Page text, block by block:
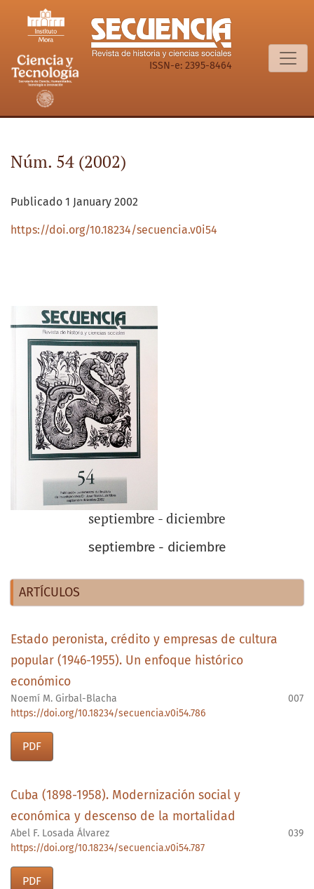
Núm. 54 (2002): septiembre - diciembre
ISSN-e: 2395-8464
Núm. 54 (2002)
Publicado 1 January 2002
https://doi.org/10.18234/secuencia.v0i54
septiembre - diciembre
septiembre - diciembre
ARTÍCULOS
Estado peronista, crédito y empresas de cultura
popular (1946-1955). Un enfoque histórico
económico
Noemí M. Girbal-Blacha
007
https://doi.org/10.18234/secuencia.v0i54.786
PDF
Cuba (1898-1958). Modernización social y
económica y descenso de la mortalidad
Abel F. Losada Álvarez
039
https://doi.org/10.18234/secuencia.v0i54.787
PDF